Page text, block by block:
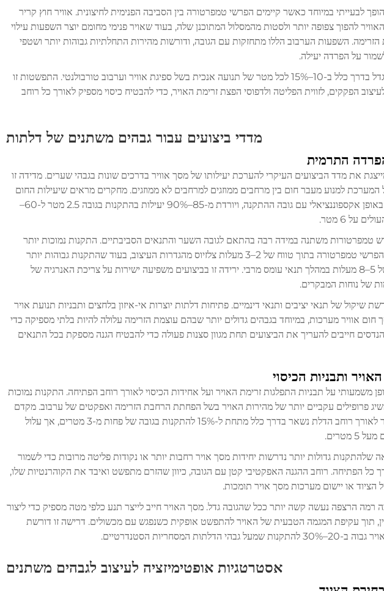
לבעייתי במיוחד כאשר קיימים הפרשי טמפרטורה בין הסביבה הפנימית לחיצונית. אוויר חוץ קריר
להפוך צפופה יותר ולסטות מהמסלול המתוכנן שלה, בעוד שאויר פנימי מחומם יוצר השפעות עילוי
הזרימה. השפעות הערבוב הללו מתחזקות עם הגובה, ודורשות מהירות התחלתיות גבוהות יותר ושטפי
על הפרדה יעילה.
רוחב קרן מסך האוויר גדל בדרך כלל ב-10–15% לכל מטר של תנועה אנכית בשל ספיגת אוויר וערבוב טורבולנטי. התפשטות זו
הפקקים, לזווית הפליטה ולדפוסי הפצת זרימת האויר, כדי להבטיח כיסוי מספיק לאורך כל רוחב
מדדי ביצועים עבור גבהים משתנים של דלתות
התרמית
את מדד הביצועים העיקרי להערכת יעילותו של מסך אוויר בדרכים שונות בגבהי שערים. מדידה זו
למנוע מעבר חום בין מרחבים ממוזגים למרחבים לא ממוזגים. מחקרים מראים שיעילות החום
של מסך האוויר יורדת באופן אקספוננציאלי עם גובה ההתקנה, ויורדת מ-85–90% יעילות בהתקנות בגובה 2.5 מטר ל-60–
טמפרטורות משתנה במידה רבה בהתאם לגובה השער והתנאים הסביבתיים. התקנות נמוכות יותר
שומרות בדרך כלל על הפרשי טמפרטורה בתוך טווח של 2–3 מעלות צלזיוס מהגדרות העיצוב, בעוד שהתקנות גבוהות יותר
עלולות לחוות סטיות של 5–8 מעלות במהלך תנאי עומס מרבי. ירידה זו בביצועים משפיעה ישירות על צריכת האנרגיה של
שיקול של תנאי יציבים ותנאי דינמיים. פתיחות דלתות יוצרות אי-איזון בלחצים ותבניות תנועת אויר
חום אוויר מערכות, במיוחד בגבהים גדולים יותר שבהם עוצמת הזרימה עלולה להיות בלתי מספיקה כדי
חייבים להעריך את הביצועים תחת מגוון סצנות פעולה כדי להבטיח הגנה מספקת בכל התנאים
ותבניות הכיסוי
משמעותי על תבניות התפלגות זרימת האויר ועל אחידות הכיסוי לאורך רוחב הפתיחה. התקנות נמוכות
פרופילים עקביים יותר של מהירות האויר בשל הפחתת הרחבת הזרימה ואפקטים של ערבוב. מקדם
השונות במהירות האויר לאורך רוחב הדלת נשאר בדרך כלל מתחת ל-15% להתקנות בגובה של פחות מ-3 מטרים, אך עלול
שלהתקנות גדולות יותר נדרשות יחידות מסך אויר רחבות יותר או נקודות פליטה מרובות כדי לשמור
כל הפתיחה. רוחב ההגנה האפקטיבי קטן עם הגובה, כיוון שהזרם מתפשט ואיבד את הקוהרנטיות שלו,
או יישום מערכות מסך אויר תומכות.
רמה הרצפה נעשה קשה יותר ככל שהגובה גדל. מסך האויר חייב לייצר תנע כלפי מטה מספיק כדי ליצור
תוך עקיפת המגמה הטבעית של האויר להתפשט אופקית כשנפגש עם מכשולים. דרישה זו דורשת
המסחריות הסטנדרטיים.
אסטרטגיות אופטימיזציה לעיצוב לגבהים משתנים